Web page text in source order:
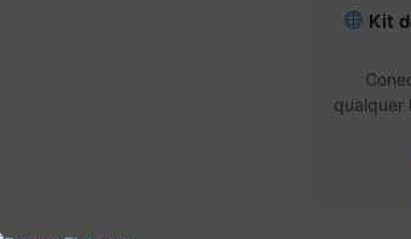
Kit
qualquer